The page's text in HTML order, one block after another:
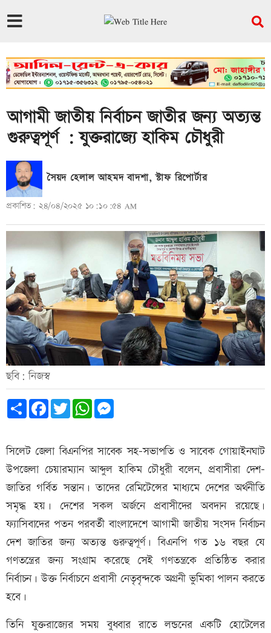
আগামী জাতীয় নির্বাচন জাতীর জন্য অত্যন্ত
গুরুত্বপূর্ণ : যুক্তরাজ্যে হাকিম চৌধুরী
সৈয়দ হেলাল আহমদ বাদশা, স্টাফ রিপোর্টার
প্রকাশিত: ২৪/০৪/২০২৫ ১০:১০:৫৪ AM
ছবি: নিজস্ব
Share FacebookTwitterWhatsApp
সিলেট জেলা বিএনপির সাবেক সহ-সভাপতি ও সাবেক গোয়াইনঘাট
উপজেলা চেয়ারম্যান আব্দুল হাকিম চৌধুরী বলেন, প্রবাসীরা দেশ-
জাতির গর্বিত সন্তান। তাদের রেমিটেন্সের মাধ্যমে দেশের অর্থনীতি
সমৃদ্ধ হয়। দেশের সকল অর্জনে প্রবাসীদের অবদান রয়েছে।
ফ্যাসিবাদের পতন পরবর্তী বাংলাদেশে আগামী জাতীয় সংসদ নির্বাচন
দেশ জাতির জন্য অত্যন্ত গুরুত্বপূর্ণ। বিএনপি গত ১৬ বছর যে
গণতন্ত্রের জন্য সংগ্রাম করেছে সেই গণতন্ত্রকে প্রতিষ্ঠিত করার
নির্বাচন। উক্ত নির্বাচনে প্রবাসী নেতৃবৃন্দকে অগ্রনী ভুমিকা পালন করতে
হবে।
তিনি যুক্তরাজ্যের সময় বুধবার রাতে লন্ডনের একটি হোটেলের